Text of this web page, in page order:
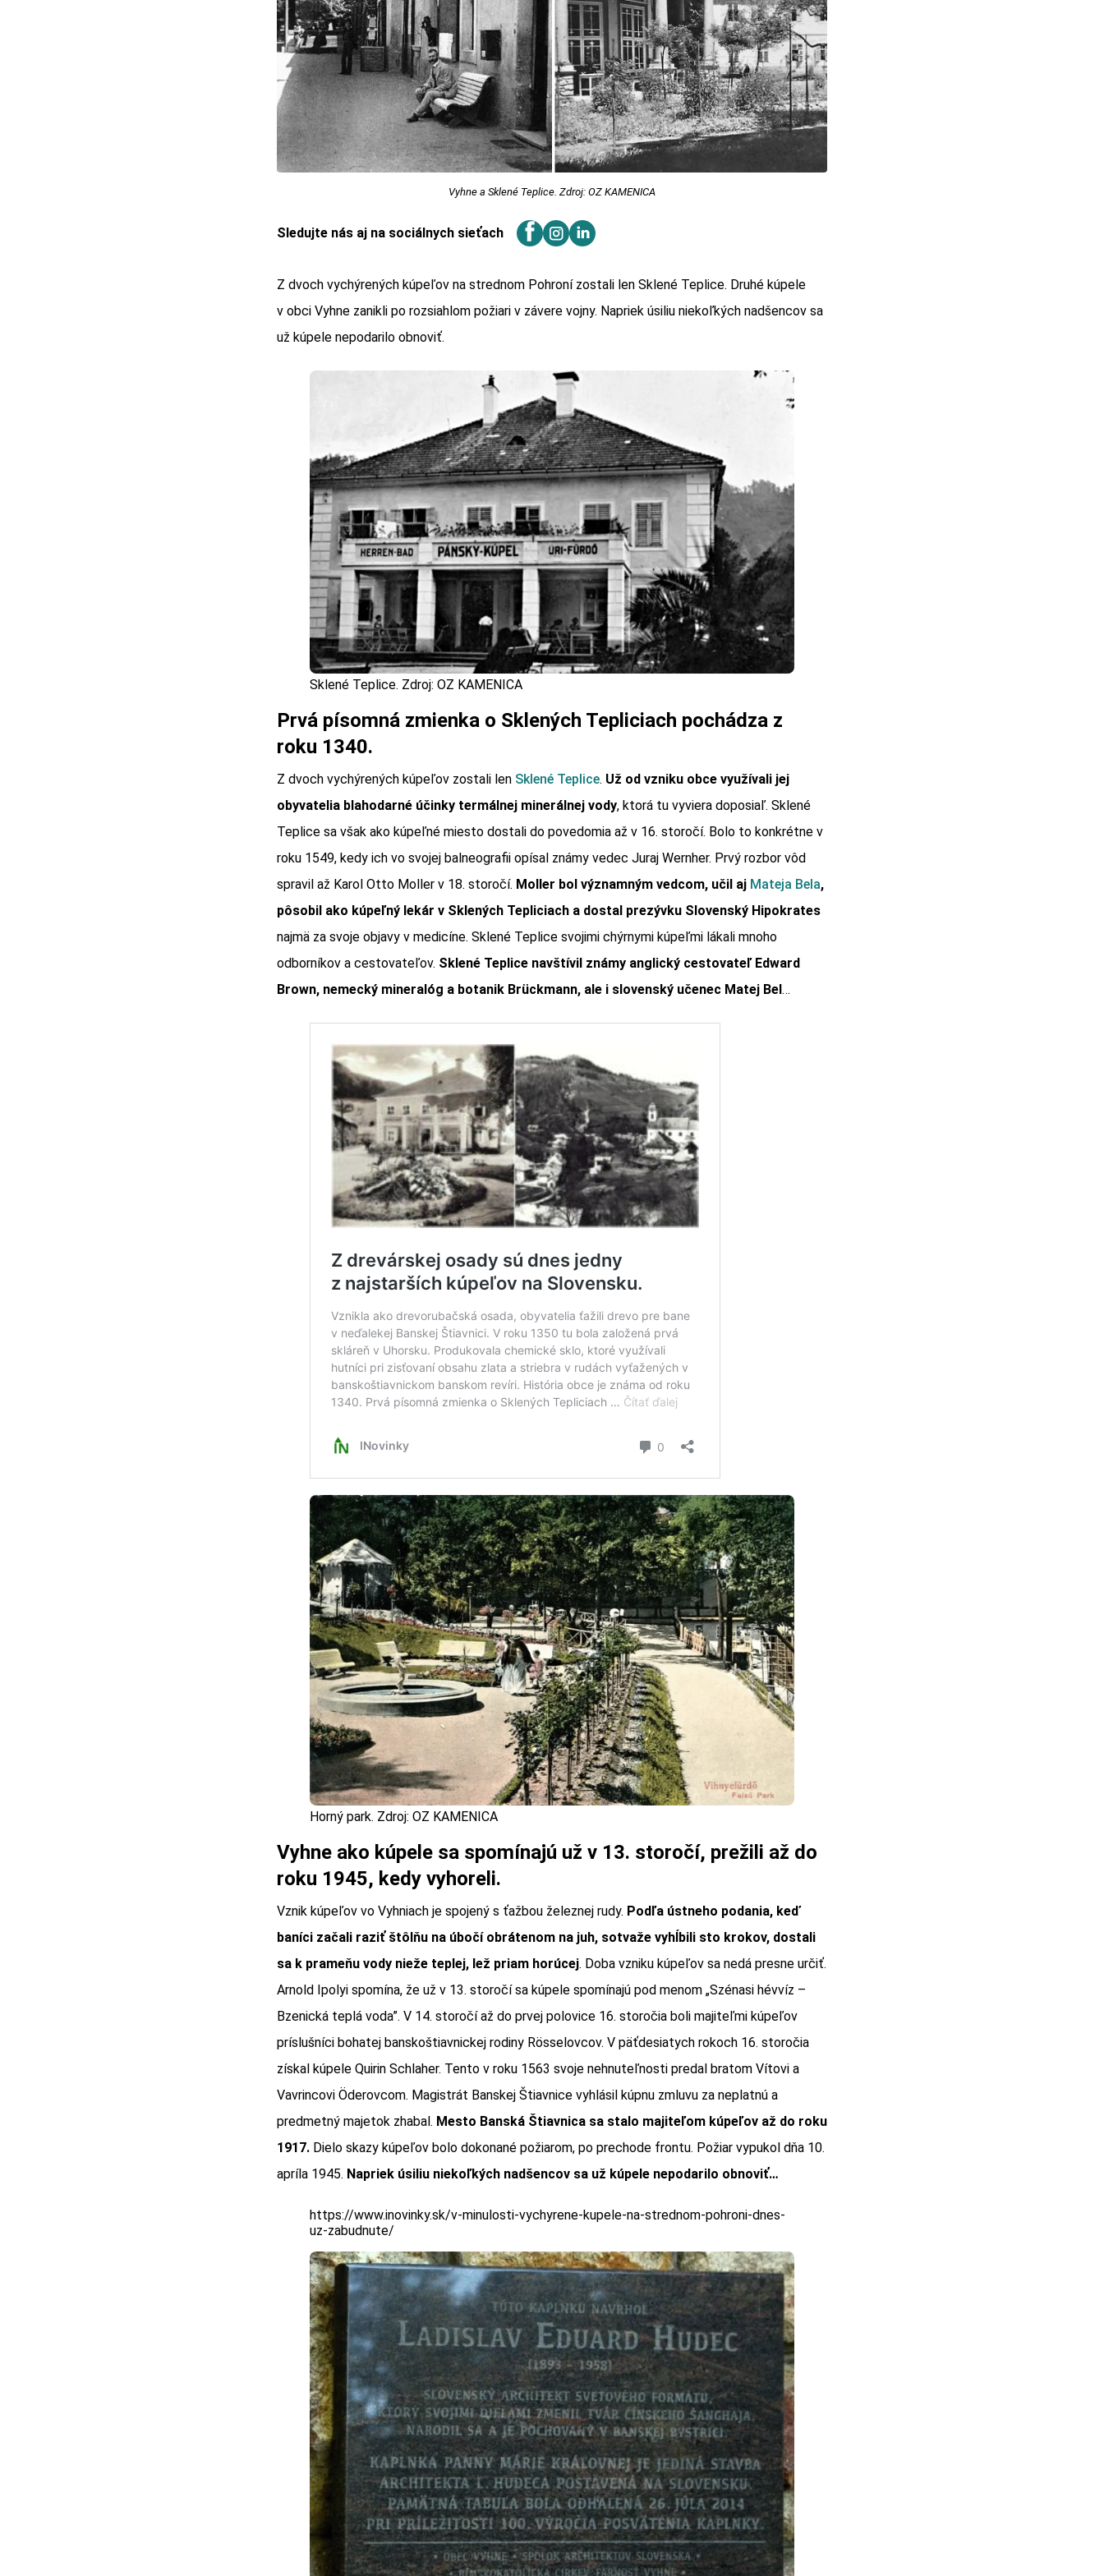
Vyhne a Sklené Teplice. Zdroj: OZ KAMENICA
Sledujte nás aj na sociálnych sieťach
Z dvoch vychýrených kúpeľov na strednom Pohroní zostali len Sklené Teplice. Druhé kúpele
v obci Vyhne zanikli po rozsiahlom požiari v závere vojny. Napriek úsiliu niekoľkých nadšencov sa
už kúpele nepodarilo obnoviť.
Sklené Teplice. Zdroj: OZ KAMENICA
Prvá písomná zmienka o Sklených Tepliciach pochádza z
roku 1340.
Z dvoch vychýrených kúpeľov zostali len Sklené Teplice. Už od vzniku obce využívali jej
obyvatelia blahodarné účinky termálnej minerálnej vody, ktorá tu vyviera doposiaľ. Sklené
Teplice sa však ako kúpeľné miesto dostali do povedomia až v 16. storočí. Bolo to konkrétne v
roku 1549, kedy ich vo svojej balneografii opísal známy vedec Juraj Wernher. Prvý rozbor vôd
spravil až Karol Otto Moller v 18. storočí. Moller bol významným vedcom, učil aj Mateja Bela,
pôsobil ako kúpeľný lekár v Sklených Tepliciach a dostal prezývku Slovenský Hipokrates
najmä za svoje objavy v medicíne. Sklené Teplice svojimi chýrnymi kúpeľmi lákali mnoho
odborníkov a cestovateľov. Sklené Teplice navštívil známy anglický cestovateľ Edward
Brown, nemecký mineralóg a botanik Brückmann, ale i slovenský učenec Matej Bel…
Horný park. Zdroj: OZ KAMENICA
Vyhne ako kúpele sa spomínajú už v 13. storočí, prežili až do
roku 1945, kedy vyhoreli.
Vznik kúpeľov vo Vyhniach je spojený s ťažbou železnej rudy. Podľa ústneho podania, keď
baníci začali raziť štôlňu na úbočí obrátenom na juh, sotvaže vyhĺbili sto krokov, dostali
sa k prameňu vody nieže teplej, lež priam horúcej. Doba vzniku kúpeľov sa nedá presne určiť.
Arnold Ipolyi spomína, že už v 13. storočí sa kúpele spomínajú pod menom „Szénasi hévvíz –
Bzenická teplá voda”. V 14. storočí až do prvej polovice 16. storočia boli majiteľmi kúpeľov
príslušníci bohatej banskoštiavnickej rodiny Rösselovcov. V päťdesiatych rokoch 16. storočia
získal kúpele Quirin Schlaher. Tento v roku 1563 svoje nehnuteľnosti predal bratom Vítovi a
Vavrincovi Öderovcom. Magistrát Banskej Štiavnice vyhlásil kúpnu zmluvu za neplatnú a
predmetný majetok zhabal. Mesto Banská Štiavnica sa stalo majiteľom kúpeľov až do roku
1917. Dielo skazy kúpeľov bolo dokonané požiarom, po prechode frontu. Požiar vypukol dňa 10.
apríla 1945. Napriek úsiliu niekoľkých nadšencov sa už kúpele nepodarilo obnoviť…
https://www.inovinky.sk/v-minulosti-vychyrene-kupele-na-strednom-pohroni-dnes-
uz-zabudnute/